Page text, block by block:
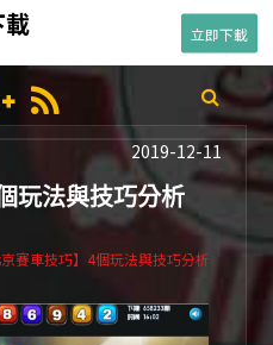
立即下載
2019-12-11
玩法與技巧分析
京賽車技巧】4個玩法與技巧分析